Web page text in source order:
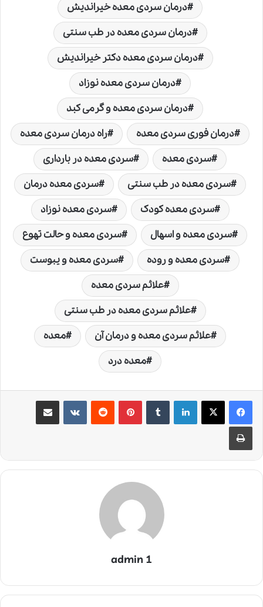
درمان سردی معده خیراندیش
درمان سردی معده در طب سنتی
درمان سردی معده دکتر خیراندیش
درمان سردی معده نوزاد
درمان سردی معده و گرمی کبد
درمان فوری سردی معده
راه درمان سردی معده
سردی معده
سردی معده در بارداری
سردی معده در طب سنتی
سردی معده درمان
سردی معده کودک
سردی معده نوزاد
سردی معده و اسهال
سردی معده و حالت تهوع
سردی معده و روده
سردی معده و یبوست
علائم سردی معده
علائم سردی معده در طب سنتی
علائم سردی معده و درمان آن
معده
معده درد
لینکدین ‫تامبلر ‫پین‌ترست‫رددیت ‫VKontakteاشتراک گذاری از طریق ایمیل
چاپ
admin 1